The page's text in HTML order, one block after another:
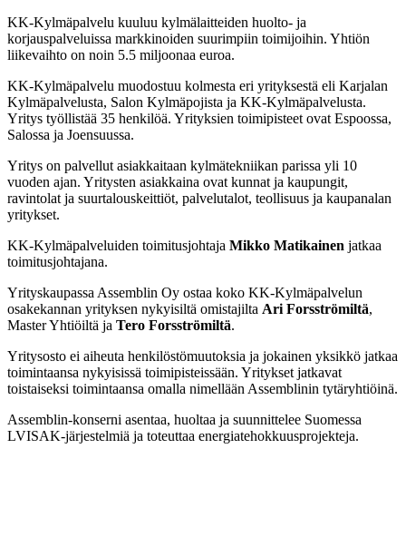
KK-Kylmäpalvelu kuuluu kylmälaitteiden huolto- ja
korjauspalveluissa markkinoiden suurimpiin toimijoihin. Yhtiön
liikevaihto on noin 5.5 miljoonaa euroa.
KK-Kylmäpalvelu muodostuu kolmesta eri yrityksestä eli Karjalan
Kylmäpalvelusta, Salon Kylmäpojista ja KK-Kylmäpalvelusta.
Yritys työllistää 35 henkilöä. Yrityksien toimipisteet ovat Espoossa,
Salossa ja Joensuussa.
Yritys on palvellut asiakkaitaan kylmätekniikan parissa yli 10
vuoden ajan. Yritysten asiakkaina ovat kunnat ja kaupungit,
ravintolat ja suurtalouskeittiöt, palvelutalot, teollisuus ja kaupanalan
yritykset.
KK-Kylmäpalveluiden toimitusjohtaja Mikko Matikainen jatkaa
toimitusjohtajana.
Yrityskaupassa Assemblin Oy ostaa koko KK-Kylmäpalvelun
osakekannan yrityksen nykyisiltä omistajilta Ari Forsströmiltä,
Master Yhtiöiltä ja Tero Forsströmiltä.
Yritysosto ei aiheuta henkilöstömuutoksia ja jokainen yksikkö jatkaa
toimintaansa nykyisissä toimipisteissään. Yritykset jatkavat
toistaiseksi toimintaansa omalla nimellään Assemblinin tytäryhtiöinä.
Assemblin-konserni asentaa, huoltaa ja suunnittelee Suomessa
LVISAK-järjestelmiä ja toteuttaa energiatehokkuusprojekteja.